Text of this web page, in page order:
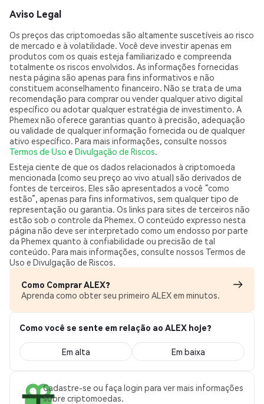
Aviso Legal
Os preços das criptomoedas são altamente suscetíveis ao risco
de mercado e à volatilidade. Você deve investir apenas em
produtos com os quais esteja familiarizado e compreenda
totalmente os riscos envolvidos. As informações fornecidas
nesta página são apenas para fins informativos e não
constituem aconselhamento financeiro. Não se trata de uma
recomendação para comprar ou vender qualquer ativo digital
específico ou adotar qualquer estratégia de investimento. A
Phemex não oferece garantias quanto à precisão, adequação
ou validade de qualquer informação fornecida ou de qualquer
ativo específico. Para mais informações, consulte nossos
Termos de Uso e Divulgação de Riscos.
Esteja ciente de que os dados relacionados à criptomoeda
mencionada (como seu preço ao vivo atual) são derivados de
fontes de terceiros. Eles são apresentados a você “como
estão”, apenas para fins informativos, sem qualquer tipo de
representação ou garantia. Os links para sites de terceiros não
estão sob o controle da Phemex. O conteúdo expresso nesta
página não deve ser interpretado como um endosso por parte
da Phemex quanto à confiabilidade ou precisão de tal
conteúdo. Para mais informações, consulte nossos Termos de
Uso e Divulgação de Riscos.
Como Comprar ALEX?
Aprenda como obter seu primeiro ALEX em minutos.
Como você se sente em relação ao ALEX hoje?
Em alta Em baixa
Cadastre-se ou faça login para ver mais informações
sobre criptomoedas.